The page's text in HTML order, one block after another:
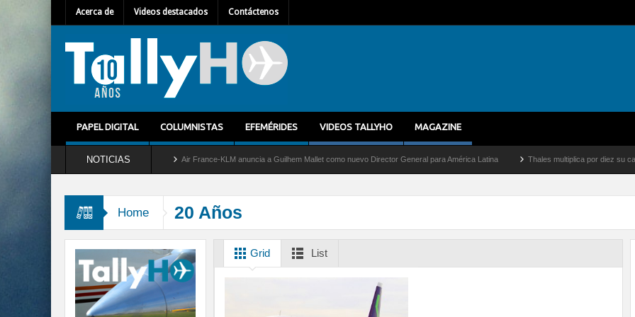
Acerca de Videos destacados Contáctenos
PAPEL DIGITAL COLUMNISTAS EFEMÉRIDES VIDEOS TALLYHO MAGAZINE
NOTICIAS
del servicio al C-2 Greyhound Air France-KLM anuncia a Guilhem Mallet como nuevo Director General para América Latina Thales multiplica por diez su
Home 20 Años
Grid List